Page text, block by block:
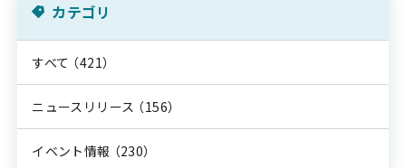
カテゴリ
すべて （421）
ニュースリリース （156）
イベント情報 （230）